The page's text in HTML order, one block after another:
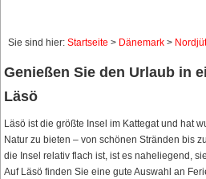
Sie sind hier: Startseite > Dänemark >
Genießen Sie den Urlaub in
Läsö
Läsö ist die größte Insel im Kattegat und hat
Natur zu bieten – von schönen Stränden bis
die Insel relativ flach ist, ist es naheliegend,
Auf Läsö finden Sie eine gute Auswahl an